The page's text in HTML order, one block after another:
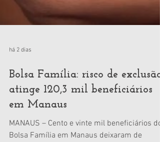
há 2 dias
Bolsa Família: risco de exclusão